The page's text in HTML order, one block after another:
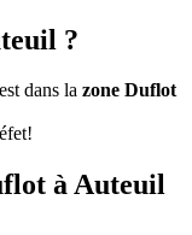
?
dans la zone Duflot
à Auteuil